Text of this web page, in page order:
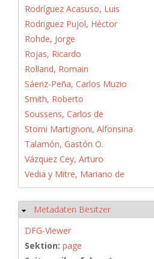
Rodríguez Acasuso, Luis
Rodriguez Pujol, Héctor
Rohde, Jorge
Rojas, Ricardo
Rolland, Romain
Sáenz-Peña, Carlos Muzio
Smith, Roberto
Soussens, Carlos de
Storni Martignoni, Alfonsina
Talamón, Gastón O.
Vázquez Cey, Arturo
Vedia y Mitre, Mariano de
Ausblenden
Metadaten Besitzer
DFG-Viewer
Sektion: page